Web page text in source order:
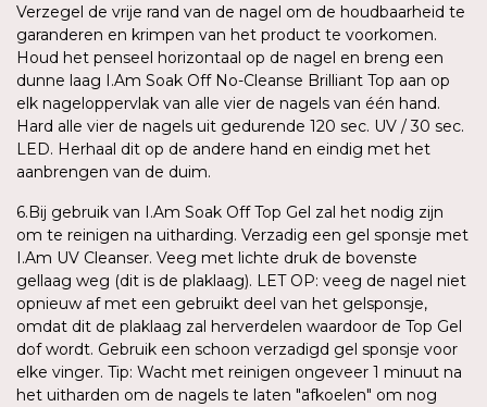
Verzegel de vrije rand van de nagel om de houdbaarheid te
garanderen en krimpen van het product te voorkomen.
Houd het penseel horizontaal op de nagel en breng een
dunne laag I.Am Soak Off No-Cleanse Brilliant Top aan op
elk nageloppervlak van alle vier de nagels van één hand.
Hard alle vier de nagels uit gedurende 120 sec. UV / 30 sec.
LED. Herhaal dit op de andere hand en eindig met het
aanbrengen van de duim.
6.Bij gebruik van I.Am Soak Off Top Gel zal het nodig zijn
om te reinigen na uitharding. Verzadig een gel sponsje met
I.Am UV Cleanser. Veeg met lichte druk de bovenste
gellaag weg (dit is de plaklaag). LET OP: veeg de nagel niet
opnieuw af met een gebruikt deel van het gelsponsje,
omdat dit de plaklaag zal herverdelen waardoor de Top Gel
dof wordt. Gebruik een schoon verzadigd gel sponsje voor
elke vinger. Tip: Wacht met reinigen ongeveer 1 minuut na
het uitharden om de nagels te laten "afkoelen" om nog